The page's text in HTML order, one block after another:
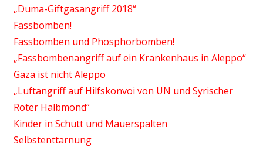
„Duma-Giftgasangriff 2018“
Fassbomben!
Fassbomben und Phosphorbomben!
„Fassbombenangriff auf ein Krankenhaus in Aleppo“
Gaza ist nicht Aleppo
„Luftangriff auf Hilfskonvoi von UN und Syrischer
Roter Halbmond“
Kinder in Schutt und Mauerspalten
Selbstenttarnung